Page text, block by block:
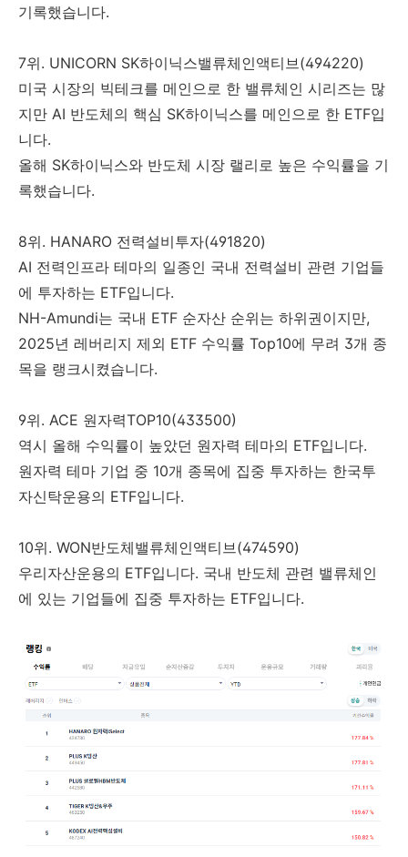
기록했습니다.
7위. UNICORN SK하이닉스밸류체인액티브(494220)
미국 시장의 빅테크를 메인으로 한 밸류체인 시리즈는 많
지만 AI 반도체의 핵심 SK하이닉스를 메인으로 한 ETF입
니다.
올해 SK하이닉스와 반도체 시장 랠리로 높은 수익률을 기
록했습니다.
8위. HANARO 전력설비투자(491820)
AI 전력인프라 테마의 일종인 국내 전력설비 관련 기업들
에 투자하는 ETF입니다.
NH-Amundi는 국내 ETF 순자산 순위는 하위권이지만,
2025년 레버리지 제외 ETF 수익률 Top10에 무려 3개 종
목을 랭크시켰습니다.
9위. ACE 원자력TOP10(433500)
역시 올해 수익률이 높았던 원자력 테마의 ETF입니다.
원자력 테마 기업 중 10개 종목에 집중 투자하는 한국투
자신탁운용의 ETF입니다.
10위. WON반도체밸류체인액티브(474590)
우리자산운용의 ETF입니다. 국내 반도체 관련 밸류체인
에 있는 기업들에 집중 투자하는 ETF입니다.